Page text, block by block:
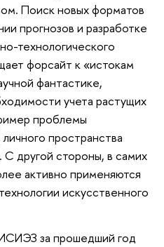
Поиск новых форматов
прогнозов и разработке
технологического
форсайт к «истокам
фантастике,
учета растущих
проблемы
пространства
С другой стороны, в самих
активно применяются
искусственного
за прошедший год